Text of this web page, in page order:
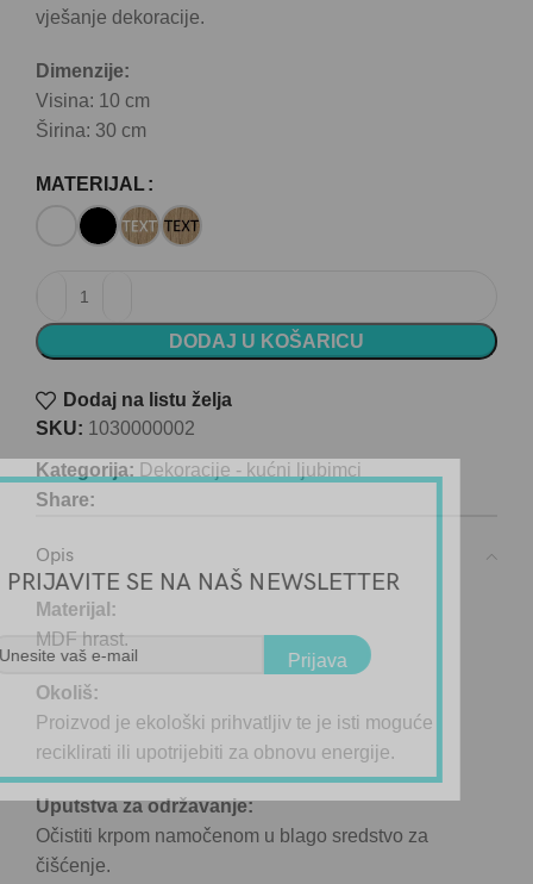
PRIJAVITE SE NA NAŠ NEWSLETTER
Prijava
vješanje dekoracije.
Dimenzije:
Visina: 10 cm
Širina: 30 cm
MATERIJAL
DODAJ U KOŠARICU
Dodaj na listu želja
SKU: 1030000002
Kategorija: Dekoracije - kućni ljubimci
Share:
Opis
Materijal:
MDF hrast.
Okoliš:
Proizvod je ekološki prihvatljiv te je isti moguće
reciklirati ili upotrijebiti za obnovu energije.
Uputstva za održavanje:
Očistiti krpom namočenom u blago sredstvo za
čišćenje.